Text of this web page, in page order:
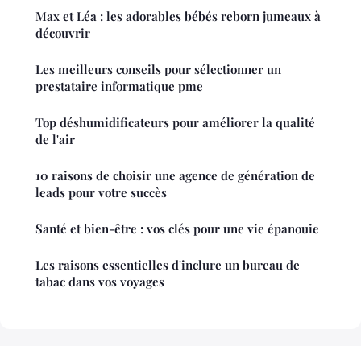
Max et Léa : les adorables bébés reborn jumeaux à
découvrir
Les meilleurs conseils pour sélectionner un
prestataire informatique pme
Top déshumidificateurs pour améliorer la qualité
de l'air
10 raisons de choisir une agence de génération de
leads pour votre succès
Santé et bien-être : vos clés pour une vie épanouie
Les raisons essentielles d'inclure un bureau de
tabac dans vos voyages